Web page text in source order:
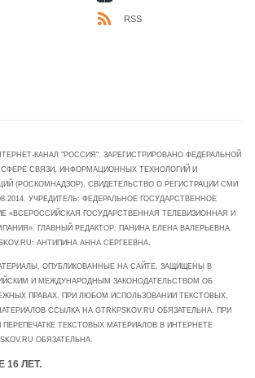
RSS
КАНАЛ "РОССИЯ". ЗАРЕГИСТРИРОВАНО ФЕДЕРАЛЬНОЙ
СВЯЗИ, ИНФОРМАЦИОННЫХ ТЕХНОЛОГИЙ И
(РОСКОМНАДЗОР). СВИДЕТЕЛЬСТВО О РЕГИСТРАЦИИ СМИ
УЧРЕДИТЕЛЬ: ФЕДЕРАЛЬНОЕ ГОСУДАРСТВЕННОЕ
«ВСЕРОССИЙСКАЯ ГОСУДАРСТВЕННАЯ ТЕЛЕВИЗИОННАЯ И
ГЛАВНЫЙ РЕДАКТОР: ПАНИНА ЕЛЕНА ВАЛЕРЬЕВНА.
АНТИПИНА АННА СЕРГЕЕВНА.
ОПУБЛИКОВАННЫЕ НА САЙТЕ, ЗАЩИЩЕНЫ В
И МЕЖДУНАРОДНЫМ ЗАКОНОДАТЕЛЬСТВОМ ОБ
ПРАВАХ. ПРИ ЛЮБОМ ИСПОЛЬЗОВАНИИ ТЕКСТОВЫХ,
ССЫЛКА НА GTRKPSKOV.RU ОБЯЗАТЕЛЬНА. ПРИ
ТЕКСТОВЫХ МАТЕРИАЛОВ В ИНТЕРНЕТЕ
ОБЯЗАТЕЛЬНА.
16 ЛЕТ.